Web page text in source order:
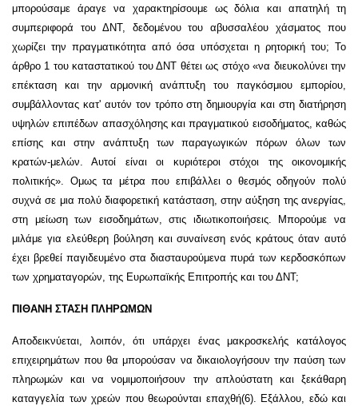
μπορούσαμε άραγε να χαρακτηρίσουμε ως δόλια και απατηλή τη
συμπεριφορά του ΔΝΤ, δεδομένου του αβυσσαλέου χάσματος που
χωρίζει την πραγματικότητα από όσα υπόσχεται η ρητορική του; Το
άρθρο 1 του καταστατικού του ΔΝΤ θέτει ως στόχο «να διευκολύνει την
επέκταση και την αρμονική ανάπτυξη του παγκόσμιου εμπορίου,
συμβάλλοντας κατ' αυτόν τον τρόπο στη δημιουργία και στη διατήρηση
υψηλών επιπέδων απασχόλησης και πραγματικού εισοδήματος, καθώς
επίσης και στην ανάπτυξη των παραγωγικών πόρων όλων των
κρατών-μελών. Αυτοί είναι οι κυριότεροι στόχοι της οικονομικής
πολιτικής». Ομως τα μέτρα που επιβάλλει ο θεσμός οδηγούν πολύ
συχνά σε μια πολύ διαφορετική κατάσταση, στην αύξηση της ανεργίας,
στη μείωση των εισοδημάτων, στις ιδιωτικοποιήσεις. Μπορούμε να
μιλάμε για ελεύθερη βούληση και συναίνεση ενός κράτους όταν αυτό
έχει βρεθεί παγιδευμένο στα διασταυρούμενα πυρά των κερδοσκόπων
των χρηματαγορών, της Ευρωπαϊκής Επιτροπής και του ΔΝΤ;
ΠΙΘΑΝΗ ΣΤΑΣΗ ΠΛΗΡΩΜΩΝ
Αποδεικνύεται, λοιπόν, ότι υπάρχει ένας μακροσκελής κατάλογος
επιχειρημάτων που θα μπορούσαν να δικαιολογήσουν την παύση των
πληρωμών και να νομιμοποιήσουν την απλούστατη και ξεκάθαρη
καταγγελία των χρεών που θεωρούνται επαχθή(6). Εξάλλου, εδώ και